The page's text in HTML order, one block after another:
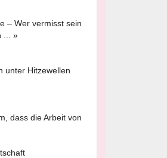
– Wer vermisst sein
... »
unter Hitzewellen
dass die Arbeit von